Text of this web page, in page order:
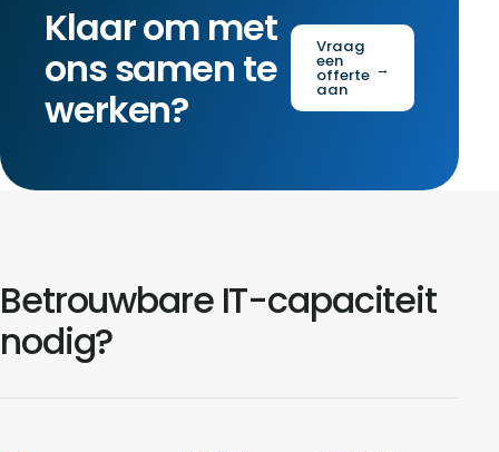
Klaar om met
ons samen te
werken?
Vraag
een
offerte
aan
→
Betrouwbare IT-capaciteit
nodig?